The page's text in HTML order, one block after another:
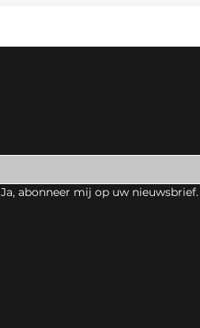
Ja, abonneer mij op uw nieuwsbrief.